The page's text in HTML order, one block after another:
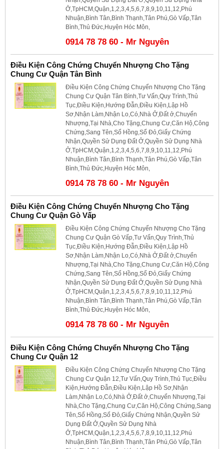
Ở,TpHCM,Quận,1,2,3,4,5,6,7,8,9,10,11,12,Phú
Nhuận,Bình Tân,Bình Thạnh,Tân Phú,Gò Vấp,Tân
Bình,Thủ Đức,Huyện Hóc Môn,
0914 78 78 60 - Mr Nguyên
Điều Kiện Công Chứng Chuyển Nhượng Cho Tặng
Chung Cư Quận Tân Bình
Điều Kiện Công Chứng Chuyển Nhượng Cho Tặng
Chung Cư Quận Tân Bình,Tư Vấn,Quy Trình,Thủ
Tục,Điều Kiện,Hướng Đẫn,Điều Kiện,Lập Hồ
Sơ,Nhận Làm,Nhận Lo,Có,Nhà Ở,Đất ở,Chuyển
Nhượng,Tại Nhà,Cho Tặng,Chung Cư,Căn Hộ,Công
Chứng,Sang Tên,Sổ Hồng,Sổ Đỏ,Giấy Chứng
Nhận,Quyền Sử Dụng Đất Ở,Quyền Sử Dụng Nhà
Ở,TpHCM,Quận,1,2,3,4,5,6,7,8,9,10,11,12,Phú
Nhuận,Bình Tân,Bình Thạnh,Tân Phú,Gò Vấp,Tân
Bình,Thủ Đức,Huyện Hóc Môn,
0914 78 78 60 - Mr Nguyên
Điều Kiện Công Chứng Chuyển Nhượng Cho Tặng
Chung Cư Quận Gò Vấp
Điều Kiện Công Chứng Chuyển Nhượng Cho Tặng
Chung Cư Quận Gò Vấp,Tư Vấn,Quy Trình,Thủ
Tục,Điều Kiện,Hướng Đẫn,Điều Kiện,Lập Hồ
Sơ,Nhận Làm,Nhận Lo,Có,Nhà Ở,Đất ở,Chuyển
Nhượng,Tại Nhà,Cho Tặng,Chung Cư,Căn Hộ,Công
Chứng,Sang Tên,Sổ Hồng,Sổ Đỏ,Giấy Chứng
Nhận,Quyền Sử Dụng Đất Ở,Quyền Sử Dụng Nhà
Ở,TpHCM,Quận,1,2,3,4,5,6,7,8,9,10,11,12,Phú
Nhuận,Bình Tân,Bình Thạnh,Tân Phú,Gò Vấp,Tân
Bình,Thủ Đức,Huyện Hóc Môn,
0914 78 78 60 - Mr Nguyên
Điều Kiện Công Chứng Chuyển Nhượng Cho Tặng
Chung Cư Quận 12
Điều Kiện Công Chứng Chuyển Nhượng Cho Tặng
Chung Cư Quận 12,Tư Vấn,Quy Trình,Thủ Tục,Điều
Kiện,Hướng Đẫn,Điều Kiện,Lập Hồ Sơ,Nhận
Làm,Nhận Lo,Có,Nhà Ở,Đất ở,Chuyển Nhượng,Tại
Nhà,Cho Tặng,Chung Cư,Căn Hộ,Công Chứng,Sang
Tên,Sổ Hồng,Sổ Đỏ,Giấy Chứng Nhận,Quyền Sử
Dụng Đất Ở,Quyền Sử Dụng Nhà
Ở,TpHCM,Quận,1,2,3,4,5,6,7,8,9,10,11,12,Phú
Nhuận,Bình Tân,Bình Thạnh,Tân Phú,Gò Vấp,Tân